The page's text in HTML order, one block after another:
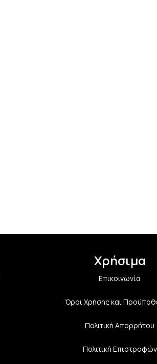
Χρήσιμα
Επικοινωνία
Όροι Χρήσης και
Πολιτική Aπορρήτου
Πολιτική Επιστροφών